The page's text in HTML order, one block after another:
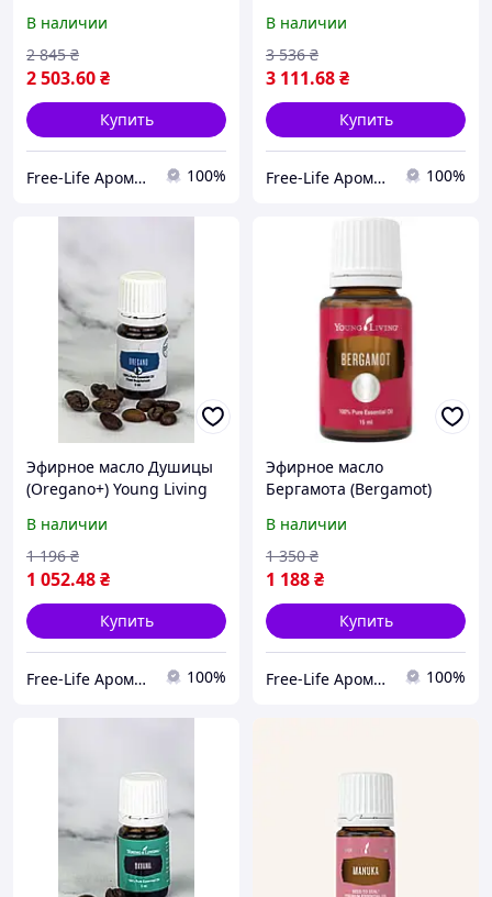
В наличии
2 503.60₴
2 845 ₴
Купить
Free-Life Ароматерапия | Натуральные эфирные масла | 100%
В наличии
3 111.68₴
3 536 ₴
Купить
Free-Life Ароматерапия | Натуральные эфирные масла | 100%
Эфирное масло Душицы
(Oregano+) Young Living
В наличии
1 052.48₴
1 196 ₴
Купить
Free-Life Ароматерапия | Натуральные эфирные масла | 100%
Эфирное масло
Бергамота (Bergamot)
В наличии
1 188₴
1 350 ₴
Купить
Free-Life Ароматерапия | Натуральные эфирные масла | 100%